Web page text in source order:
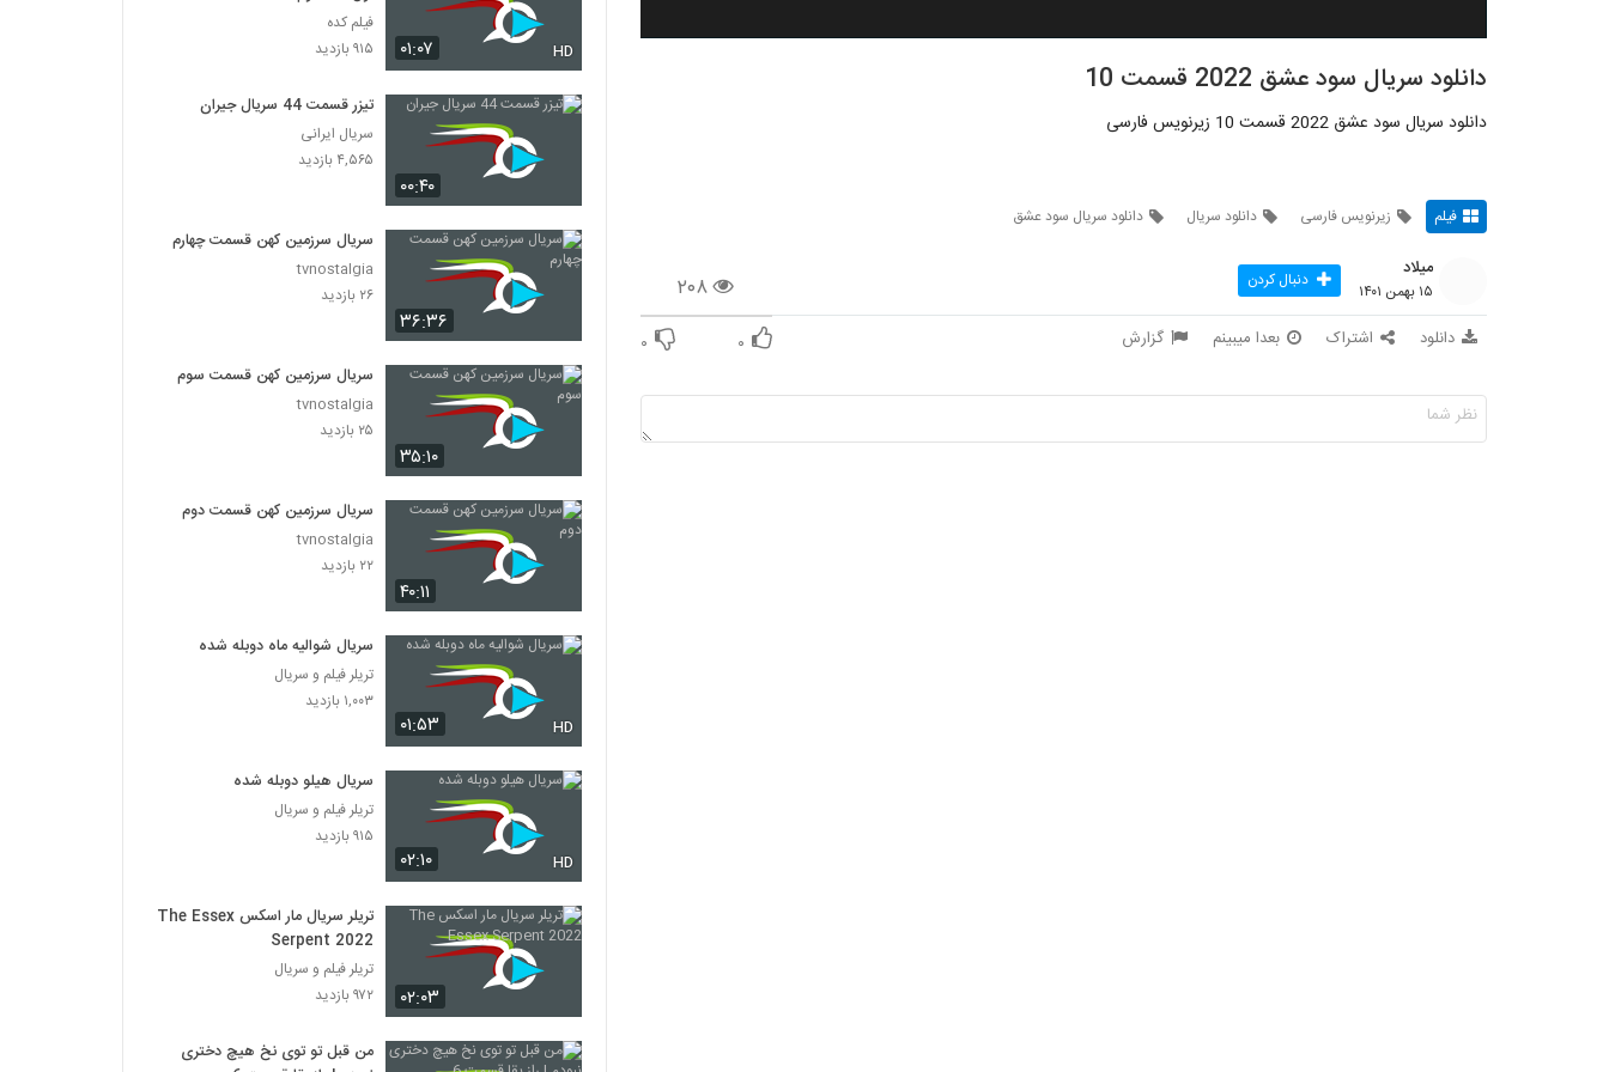
دانلود سریال سود عشق 2022 قسمت 10
دانلود سریال سود عشق 2022 قسمت 10 زیرنویس فارسی
فیلم زیرنویس فارسی دانلود سریال دانلود سریال سود عشق
۲۰۸
میلاد
۱۵ بهمن ۱۴۰۱ دنبال کردن
دانلود اشتراک بعدا میبینم گزارش ۰ ۰
۰۱:۰۷ HD
فیلم کده
۹۱۵ بازدید
۰۰:۴۰
تیزر قسمت 44 سریال جیران
سریال ایرانی
۴,۵۶۵ بازدید
۳۶:۳۶
سریال سرزمین کهن قسمت چهارم
tvnostalgia
۲۶ بازدید
۳۵:۱۰
سریال سرزمین کهن قسمت سوم
tvnostalgia
۲۵ بازدید
۴۰:۱۱
سریال سرزمین کهن قسمت دوم
tvnostalgia
۲۲ بازدید
۰۱:۵۳ HD
سریال شوالیه ماه دوبله شده
تریلر فیلم و سریال
۱,۰۰۳ بازدید
۰۲:۱۰ HD
سریال هیلو دوبله شده
تریلر فیلم و سریال
۹۱۵ بازدید
۰۲:۰۳
تریلر سریال مار اسکس The Essex
Serpent 2022
تریلر فیلم و سریال
۹۷۲ بازدید
من قبل تو توی نخ هیچ دختری